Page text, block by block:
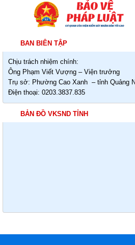
BAN BIÊN TẬP
Chịu trách nhiệm chính:
Ông Phạm Viết Vượng – Viện trưởng
Trụ sở: Phường Cao Xanh – tỉnh Quảng
Điện thoại: 0203.3837.835
BẢN ĐỒ VKSND TỈNH